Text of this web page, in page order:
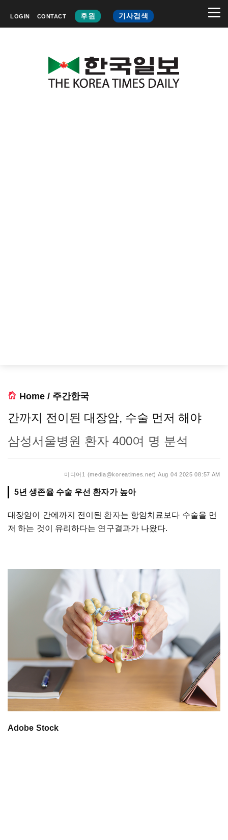
LOGIN CONTACT 후원 기사검색
Home / 주간한국
간까지 전이된 대장암, 수술 먼저 해야
삼성서울병원 환자 400여 명 분석
미디어1 (media@koreatimes.net) Aug 04 2025 08:57 AM
5년 생존율 수술 우선 환자가 높아
대장암이 간에까지 전이된 환자는 항암치료보다 수술을 먼
저 하는 것이 유리하다는 연구결과가 나왔다.
Adobe Stock